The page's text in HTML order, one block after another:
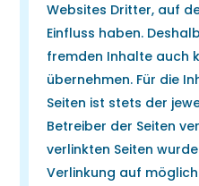
Websites Dritter, auf
Einfluss haben.
fremden Inhalte auch
übernehmen. Für die
Seiten ist stets der
Betreiber der Seiten
verlinkten Seiten
Verlinkung auf